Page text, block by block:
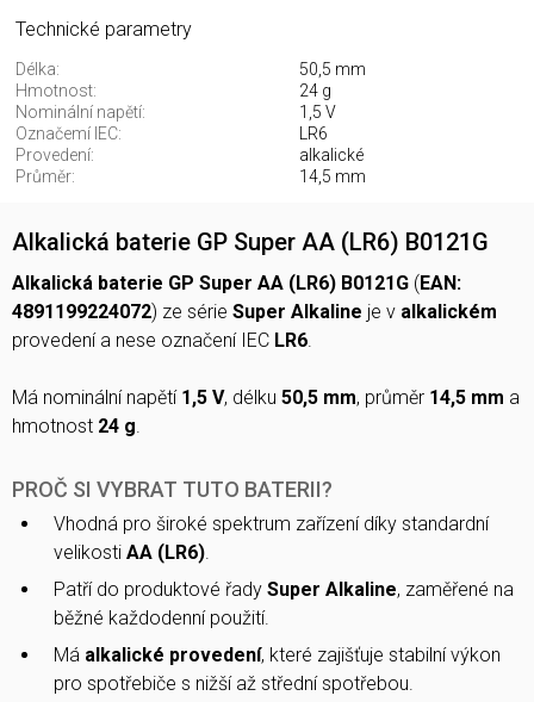
Technické parametry
Délka:
50,5 mm
Hmotnost:
24 g
Nominální napětí:
1,5 V
Označemí IEC:
LR6
Provedení:
alkalické
Průměr:
14,5 mm
Alkalická baterie GP Super AA (LR6) B0121G
Alkalická baterie GP Super AA (LR6) B0121G ( EAN:
4891199224072) ze série Super Alkaline je v alkalickém
provedení a nese označení IEC LR6.
Má nominální napětí 1,5 V, délku 50,5 mm, průměr 14,5 mm a
hmotnost 24 g.
PROČ SI VYBRAT TUTO BATERII?
Vhodná pro široké spektrum zařízení díky standardní
velikosti AA (LR6).
Patří do produktové řady Super Alkaline, zaměřené na
běžné každodenní použití.
Má alkalické provedení, které zajišťuje stabilní výkon
pro spotřebiče s nižší až střední spotřebou.